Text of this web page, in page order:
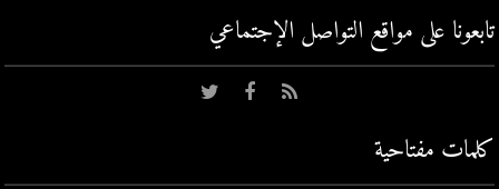
تابعونا على مواقع التواصل اﻹجتماعي
كلمات مفتاحية